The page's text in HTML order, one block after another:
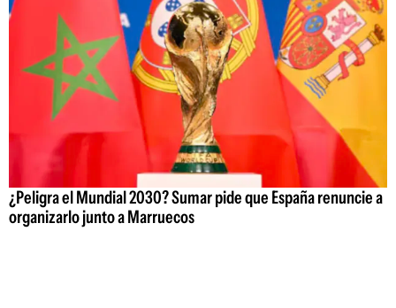
¿Peligra el Mundial 2030? Sumar pide que España renuncie a
organizarlo junto a Marruecos